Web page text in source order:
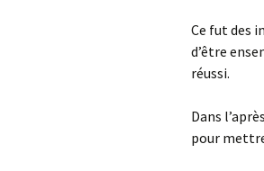
Ce fut des
d’être
réussi.
Dans
pour